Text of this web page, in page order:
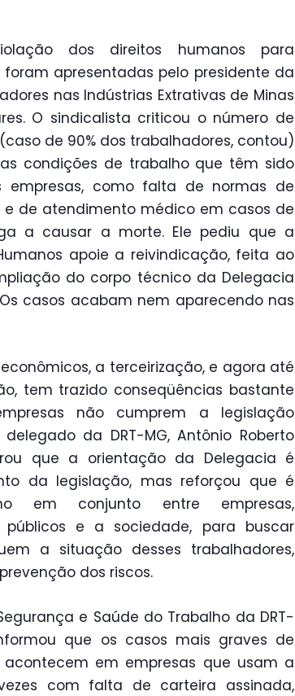
dos direitos humanos para
apresentadas pelo presidente da
nas Indústrias Extrativas de Minas
O sindicalista criticou o número de
de 90% dos trabalhadores, contou)
condições de trabalho que têm sido
empresas, como falta de normas de
de atendimento médico em casos de
a causar a morte. Ele pediu que a
apoie a reivindicação, feita ao
do corpo técnico da Delegacia
casos acabam nem aparecendo nas
a terceirização, e agora até
tem trazido conseqüências bastante
não cumprem a legislação
da DRT-MG, Antônio Roberto
que a orientação da Delegacia é
da legislação, mas reforçou que é
em conjunto entre empresas,
públicos e a sociedade, para buscar
a situação desses trabalhadores,
dos riscos.
e Saúde do Trabalho da DRT-
que os casos mais graves de
em empresas que usam a
com falta de carteira assinada,